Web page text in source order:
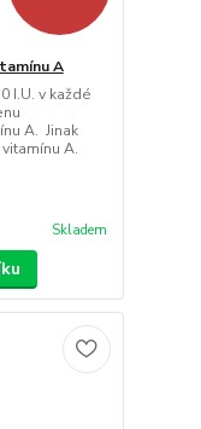
A
I.U. v každé
A. Jinak
A.
Skladem